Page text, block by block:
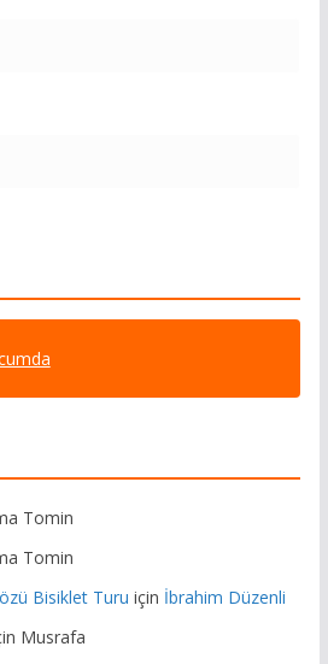
Tomin
Tomin
Bisiklet Turu için İbrahim Düzenli
Musrafa